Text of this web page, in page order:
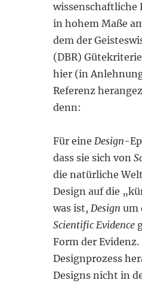
wissenschaftliche
in hohem Maße
dem der
(DBR)
hier (in
Referenz
denn:
Für eine Design-
dass sie sich von
die natürliche
Design auf die
was ist, Design um
Scientific Evidence
Form der
Designprozess
Designs nicht in